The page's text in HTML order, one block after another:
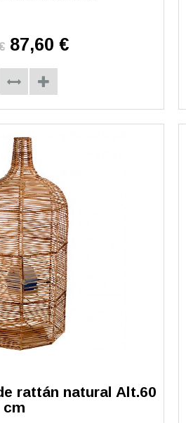
87,60 €
rattán natural Alt.60
cm